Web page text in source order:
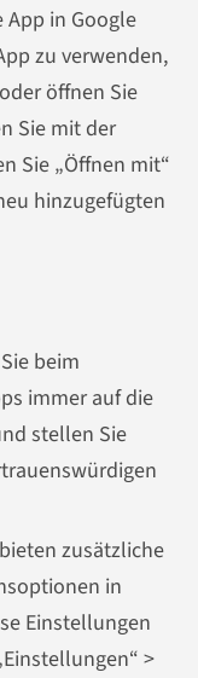
in Google
zu verwenden,
öffnen Sie
Sie mit der
Sie „Öffnen mit“
hinzugefügten
beim
immer auf die
stellen Sie
zusätzliche
in
Einstellungen
>